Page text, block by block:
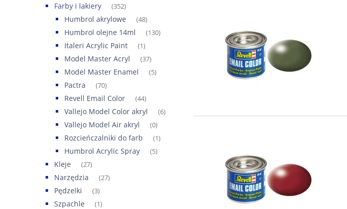
Farby i lakiery (352)
Humbrol akrylowe (48)
Humbrol olejne 14ml (130)
Italeri Acrylic Paint (1)
Model Master Acryl (37)
Model Master Enamel (5)
Pactra (70)
Revell Email Color (44)
Vallejo Model Color akryl (6)
Vallejo Model Air akryl (0)
Rozcieńczalniki do farb (1)
Humbrol Acrylic Spray (5)
Kleje (27)
Narzędzia (27)
Pędzelki (3)
Szpachle (1)